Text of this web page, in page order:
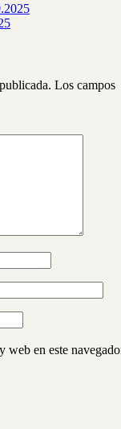
Los campos
web en este